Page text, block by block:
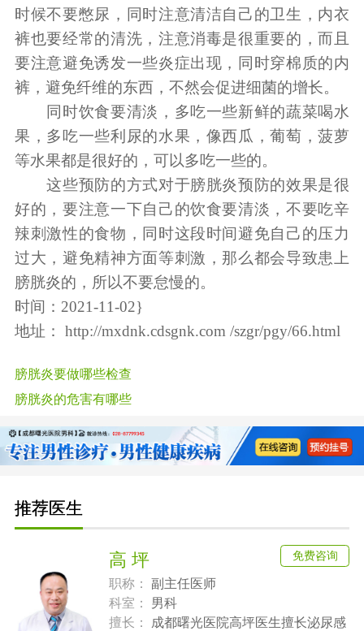
时候不要憋尿，同时注意清洁自己的卫生，内衣
裤也要经常的清洗，注意消毒是很重要的，而且
要注意避免诱发一些炎症出现，同时穿棉质的内
裤，避免纤维的东西，不然会促进细菌的增长。
同时饮食要清淡，多吃一些新鲜的蔬菜喝水
果，多吃一些利尿的水果，像西瓜，葡萄，菠萝
等水果都是很好的，可以多吃一些的。
这些预防的方式对于膀胱炎预防的效果是很
好的，要注意一下自己的饮食要清淡，不要吃辛
辣刺激性的食物，同时这段时间避免自己的压力
过大，避免精神方面等刺激，那么都会导致患上
膀胱炎的，所以不要怠慢的。
时间：2021-11-02}
地址：
http://mxdnk.cdsgnk.com /szgr/pgy/66.html
膀胱炎要做哪些检查
膀胱炎的危害有哪些
推荐医生
高 坪
职称：
副主任医师
科室：
男科
擅长：
成都曙光医院高坪医生擅长泌尿感
免费咨询